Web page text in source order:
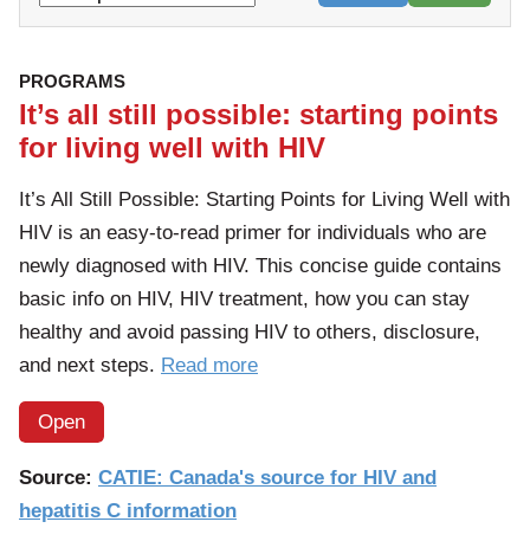
PROGRAMS
It’s all still possible: starting points
for living well with HIV
It’s All Still Possible: Starting Points for Living Well with
HIV is an easy-to-read primer for individuals who are
newly diagnosed with HIV. This concise guide contains
basic info on HIV, HIV treatment, how you can stay
healthy and avoid passing HIV to others, disclosure,
and next steps. Read moreof
Open
Source: CATIE: Canada's source for HIV and
hepatitis C information